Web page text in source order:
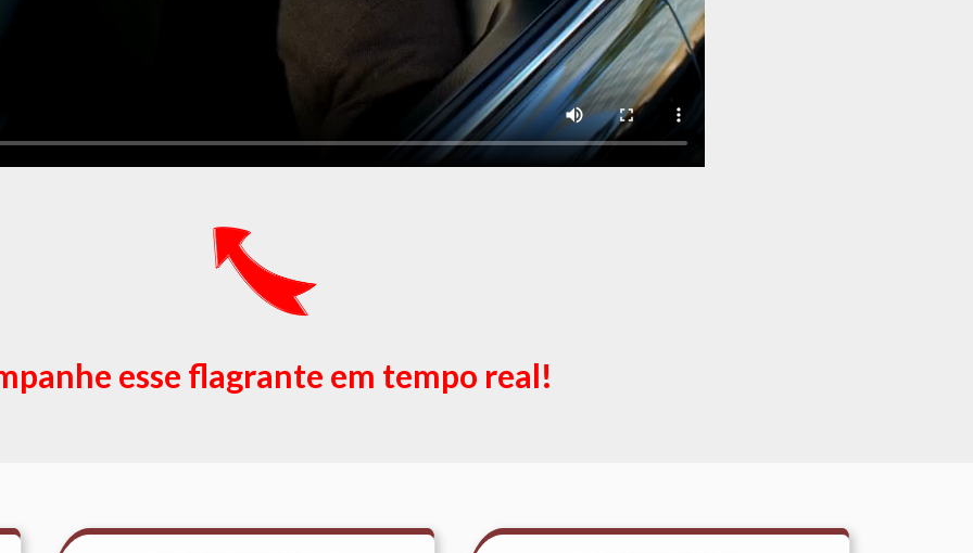
esse flagrante em tempo real!